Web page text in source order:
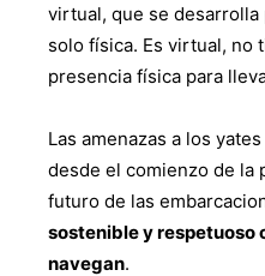
virtual, que se
solo física. Es virtual, no
presencia física para
Las amenazas a los
desde el comienzo de la
futuro de las
sostenible y respetuoso
navegan.